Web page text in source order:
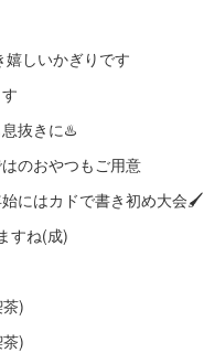
しいかぎりです
息抜きに♨️
のおやつもご用意
にはカドで書き初め大会🖌️
すね(成)
)
)